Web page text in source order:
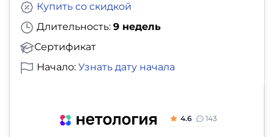
Длительность: 9 недель
Сертификат
Купить со скидкой
Начало: Узнать дату начала
4.6 143